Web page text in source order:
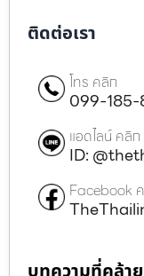
ติดต่อเรา
โทร คลิก
099-
แอดไลน์ คลิก
ID:
Facebook